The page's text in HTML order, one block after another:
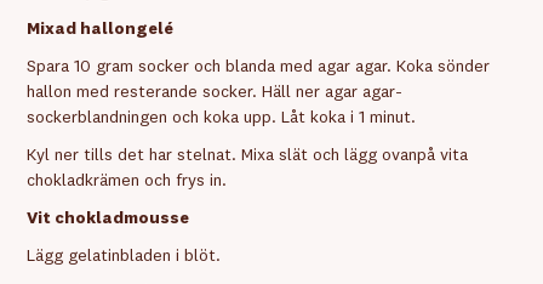
Mixad hallongelé
Spara 10 gram socker och blanda med agar agar. Koka sönder
hallon med resterande socker. Häll ner agar agar-
sockerblandningen och koka upp. Låt koka i 1 minut.
Kyl ner tills det har stelnat. Mixa slät och lägg ovanpå vita
chokladkrämen och frys in.
Vit chokladmousse
Lägg gelatinbladen i blöt.